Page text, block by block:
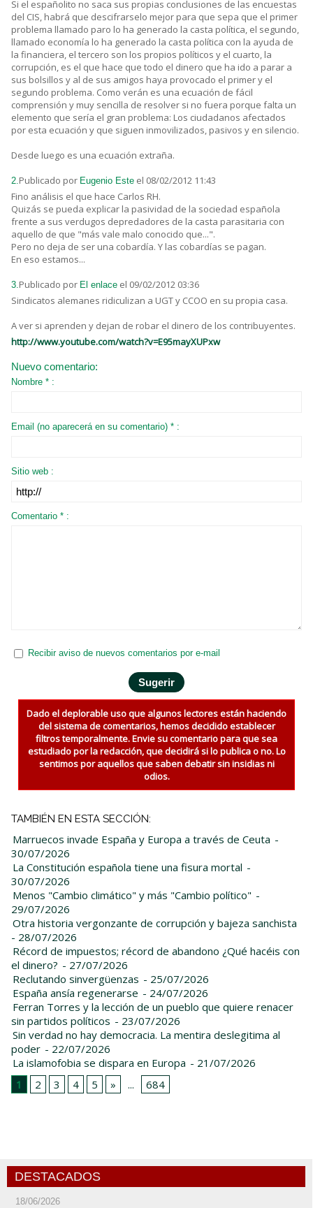
Si el españolito no saca sus propias conclusiones de las encuestas
del CIS, habrá que descifrarselo mejor para que sepa que el primer
problema llamado paro lo ha generado la casta política, el segundo,
llamado economía lo ha generado la casta política con la ayuda de
la financiera, el tercero son los propios políticos y el cuarto, la
corrupción, es el que hace que todo el dinero que ha ido a parar a
sus bolsillos y al de sus amigos haya provocado el primer y el
segundo problema. Como verán es una ecuación de fácil
comprensión y muy sencilla de resolver si no fuera porque falta un
elemento que sería el gran problema: Los ciudadanos afectados
por esta ecuación y que siguen inmovilizados, pasivos y en silencio.
Desde luego es una ecuación extraña.
2.Publicado por Eugenio Este el 08/02/2012 11:43
Fino análisis el que hace Carlos RH.
Quizás se pueda explicar la pasividad de la sociedad española
frente a sus verdugos depredadores de la casta parasitaria con
aquello de que "más vale malo conocido que...".
Pero no deja de ser una cobardía. Y las cobardías se pagan.
En eso estamos...
3.Publicado por El enlace el 09/02/2012 03:36
Sindicatos alemanes ridiculizan a UGT y CCOO en su propia casa.
A ver si aprenden y dejan de robar el dinero de los contribuyentes.
http://www.youtube.com/watch?v=E95mayXUPxw
Nuevo comentario:
Nombre * :
Email (no aparecerá en su comentario) * :
Sitio web :
Comentario * :
Recibir aviso de nuevos comentarios por e-mail
Dado el deplorable uso que algunos lectores están haciendo
del sistema de comentarios, hemos decidido establecer
filtros temporalmente. Envie su comentario para que sea
estudiado por la redacción, que decidirá si lo publica o no. Lo
sentimos por aquellos que saben debatir sin insidias ni
odios.
TAMBIÉN EN ESTA SECCIÓN:
Marruecos invade España y Europa a través de Ceuta -
30/07/2026
La Constitución española tiene una fisura mortal -
30/07/2026
Menos "Cambio climático" y más "Cambio político" -
29/07/2026
Otra historia vergonzante de corrupción y bajeza sanchista
- 28/07/2026
Récord de impuestos; récord de abandono ¿Qué hacéis con
el dinero? - 27/07/2026
Reclutando sinvergüenzas - 25/07/2026
España ansía regenerarse - 24/07/2026
Ferran Torres y la lección de un pueblo que quiere renacer
sin partidos políticos - 23/07/2026
Sin verdad no hay democracia. La mentira deslegitima al
poder - 22/07/2026
La islamofobia se dispara en Europa - 21/07/2026
1
2 3 4 5 » ... 684
DESTACADOS
18/06/2026